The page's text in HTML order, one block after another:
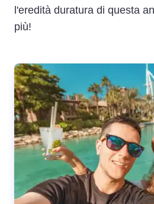
l'eredità duratura di questa
più!